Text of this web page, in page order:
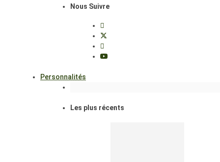
Nous Suivre
Personnalités
Les plus récents